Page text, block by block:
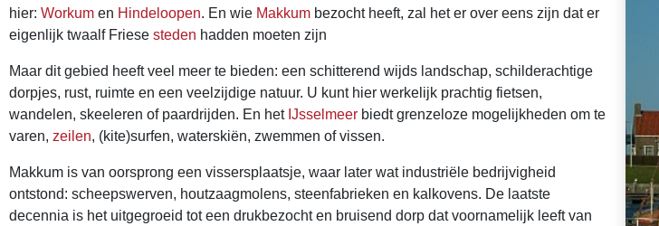
hier: Workum en Hindeloopen. En wie Makkum bezocht heeft, zal het er over eens zijn dat er
eigenlijk twaalf Friese steden hadden moeten zijn
Maar dit gebied heeft veel meer te bieden: een schitterend wijds landschap, schilderachtige
dorpjes, rust, ruimte en een veelzijdige natuur. U kunt hier werkelijk prachtig fietsen,
wandelen, skeeleren of paardrijden. En het IJsselmeer biedt grenzeloze mogelijkheden om te
varen, zeilen, (kite)surfen, waterskiën, zwemmen of vissen.
Makkum is van oorsprong een vissersplaatsje, waar later wat industriële bedrijvigheid
ontstond: scheepswerven, houtzaagmolens, steenfabrieken en kalkovens. De laatste
decennia is het uitgegroeid tot een drukbezocht en bruisend dorp dat voornamelijk leeft van